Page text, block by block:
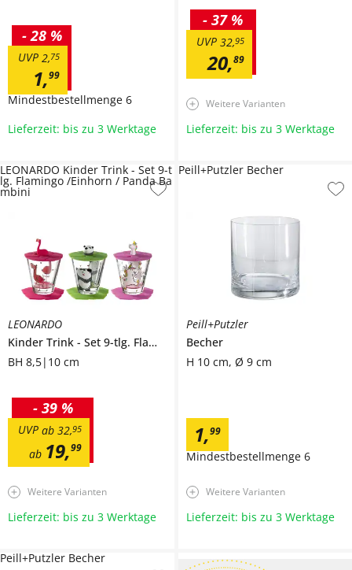
1,99
2,75
UVP
- 28 %
Mindestbestellmenge 6
Lieferzeit: bis zu 3 Werktage
20,89
32,95
UVP
- 37 %
Weitere Varianten
Lieferzeit: bis zu 3 Werktage
LEONARDO
Kinder Trink - Set 9-tlg. Flamingo /Einhorn / Panda
BH 8,5|10 cm
ab 19,99
ab 32,95
UVP
- 39 %
LEONARDO Kinder Trink - Set 9-t
lg. Flamingo /Einhorn / Panda Ba
mbini
Weitere Varianten
Lieferzeit: bis zu 3 Werktage
Peill+Putzler
Becher
H 10 cm, Ø 9 cm
1,99
Mindestbestellmenge 6
Peill+Putzler Becher
Weitere Varianten
Lieferzeit: bis zu 3 Werktage
Peill+Putzler Becher